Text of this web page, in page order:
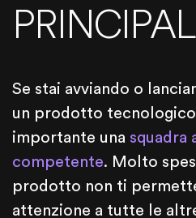
Se stai avviando o
un prodotto tecnologico
importante una squadra
competente. Molto
prodotto non ti
attenzione a tutte le